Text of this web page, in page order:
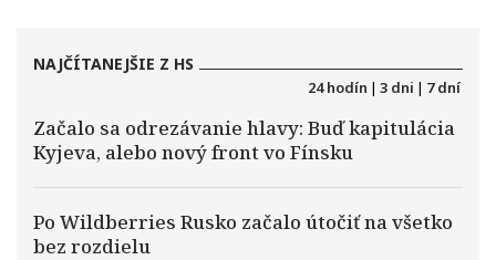
NAJČÍTANEJŠIE Z HS
24 hodín | 3 dni | 7 dní
Začalo sa odrezávanie hlavy: Buď kapitulácia
Kyjeva, alebo nový front vo Fínsku
Po Wildberries Rusko začalo útočiť na všetko
bez rozdielu